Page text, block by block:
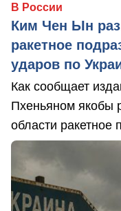
В России
Ким Чен Ын
ракетное
ударов по
Как сообщает
Пхеньяном якобы
области ракетное